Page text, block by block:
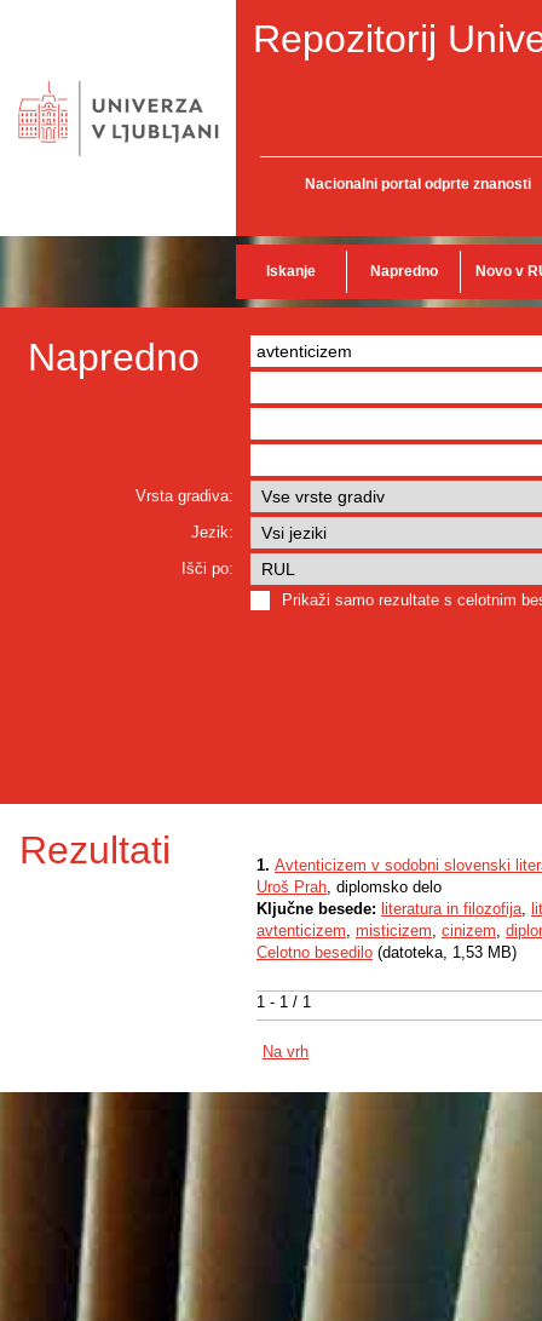
Repozitorij
Nacionalni portal odprte znanosti
Iskanje Napredno Novo v
Napredno
Vrsta gradiva:
Jezik:
Išči po:
Prikaži samo rezultate s celotnim
Rezultati
1 - 1 / 1
1. Avtenticizem v sodobni slovenski
Uroš Prah, diplomsko delo
Ključne besede: literatura in filozofija,
avtenticizem, misticizem, cinizem,
Celotno besedilo (datoteka, 1,53 MB)
Na vrh